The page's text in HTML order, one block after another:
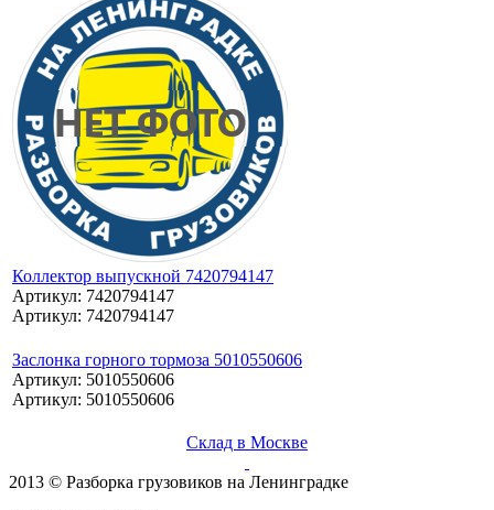
Коллектор выпускной 7420794147
Артикул: 7420794147
Артикул: 7420794147
Заслонка горного тормоза 5010550606
Артикул: 5010550606
Артикул: 5010550606
Склад в Москве
2013 © Разборка грузовиков на Ленинградке